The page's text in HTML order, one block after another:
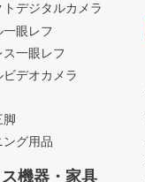
トデジタルカメラ
眼レフ
ス一眼レフ
デオカメラ
脚
ング用品
機器・家具